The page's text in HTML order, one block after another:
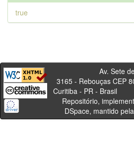
true
Av. Sete de
3165 - Rebouças CEP
Curitiba - PR -
Repositório,
DSpace, mantido